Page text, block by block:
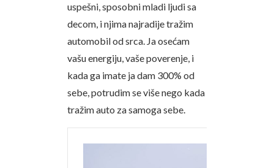
uspešni, sposobni mladi ljudi sa
decom, i njima najradije tražim
automobil od srca. Ja osećam
vašu energiju, vaše poverenje, i
kada ga imate ja dam 300% od
sebe, potrudim se više nego kada
tražim auto za samoga sebe.